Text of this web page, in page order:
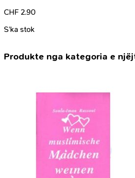
CHF 2.90
S’ka stok
Produkte nga kategoria e